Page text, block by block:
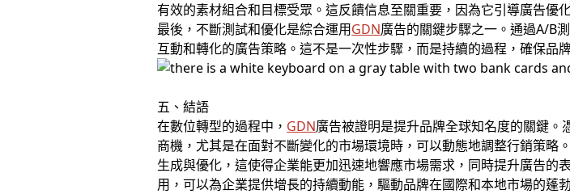
有效的素材組合和目標受眾。這反饋信息至關重要，因為它引導廣告優
最後，不斷測試和優化是綜合運用GDN廣告的關鍵步驟之一。通過A/B
互動和轉化的廣告策略。這不是一次性步驟，而是持續的過程，確保品
五、結語
在數位轉型的過程中， GDN廣告被證明是提升品牌全球知名度的關鍵
商機，尤其是在面對不斷變化的市場環境時，可以動態地調整行銷策略。
生成與優化，這使得企業能更加迅速地響應市場需求，同時提升廣告
用，可以為企業提供增長的持續動能，驅動品牌在國際和本地市場的蓬